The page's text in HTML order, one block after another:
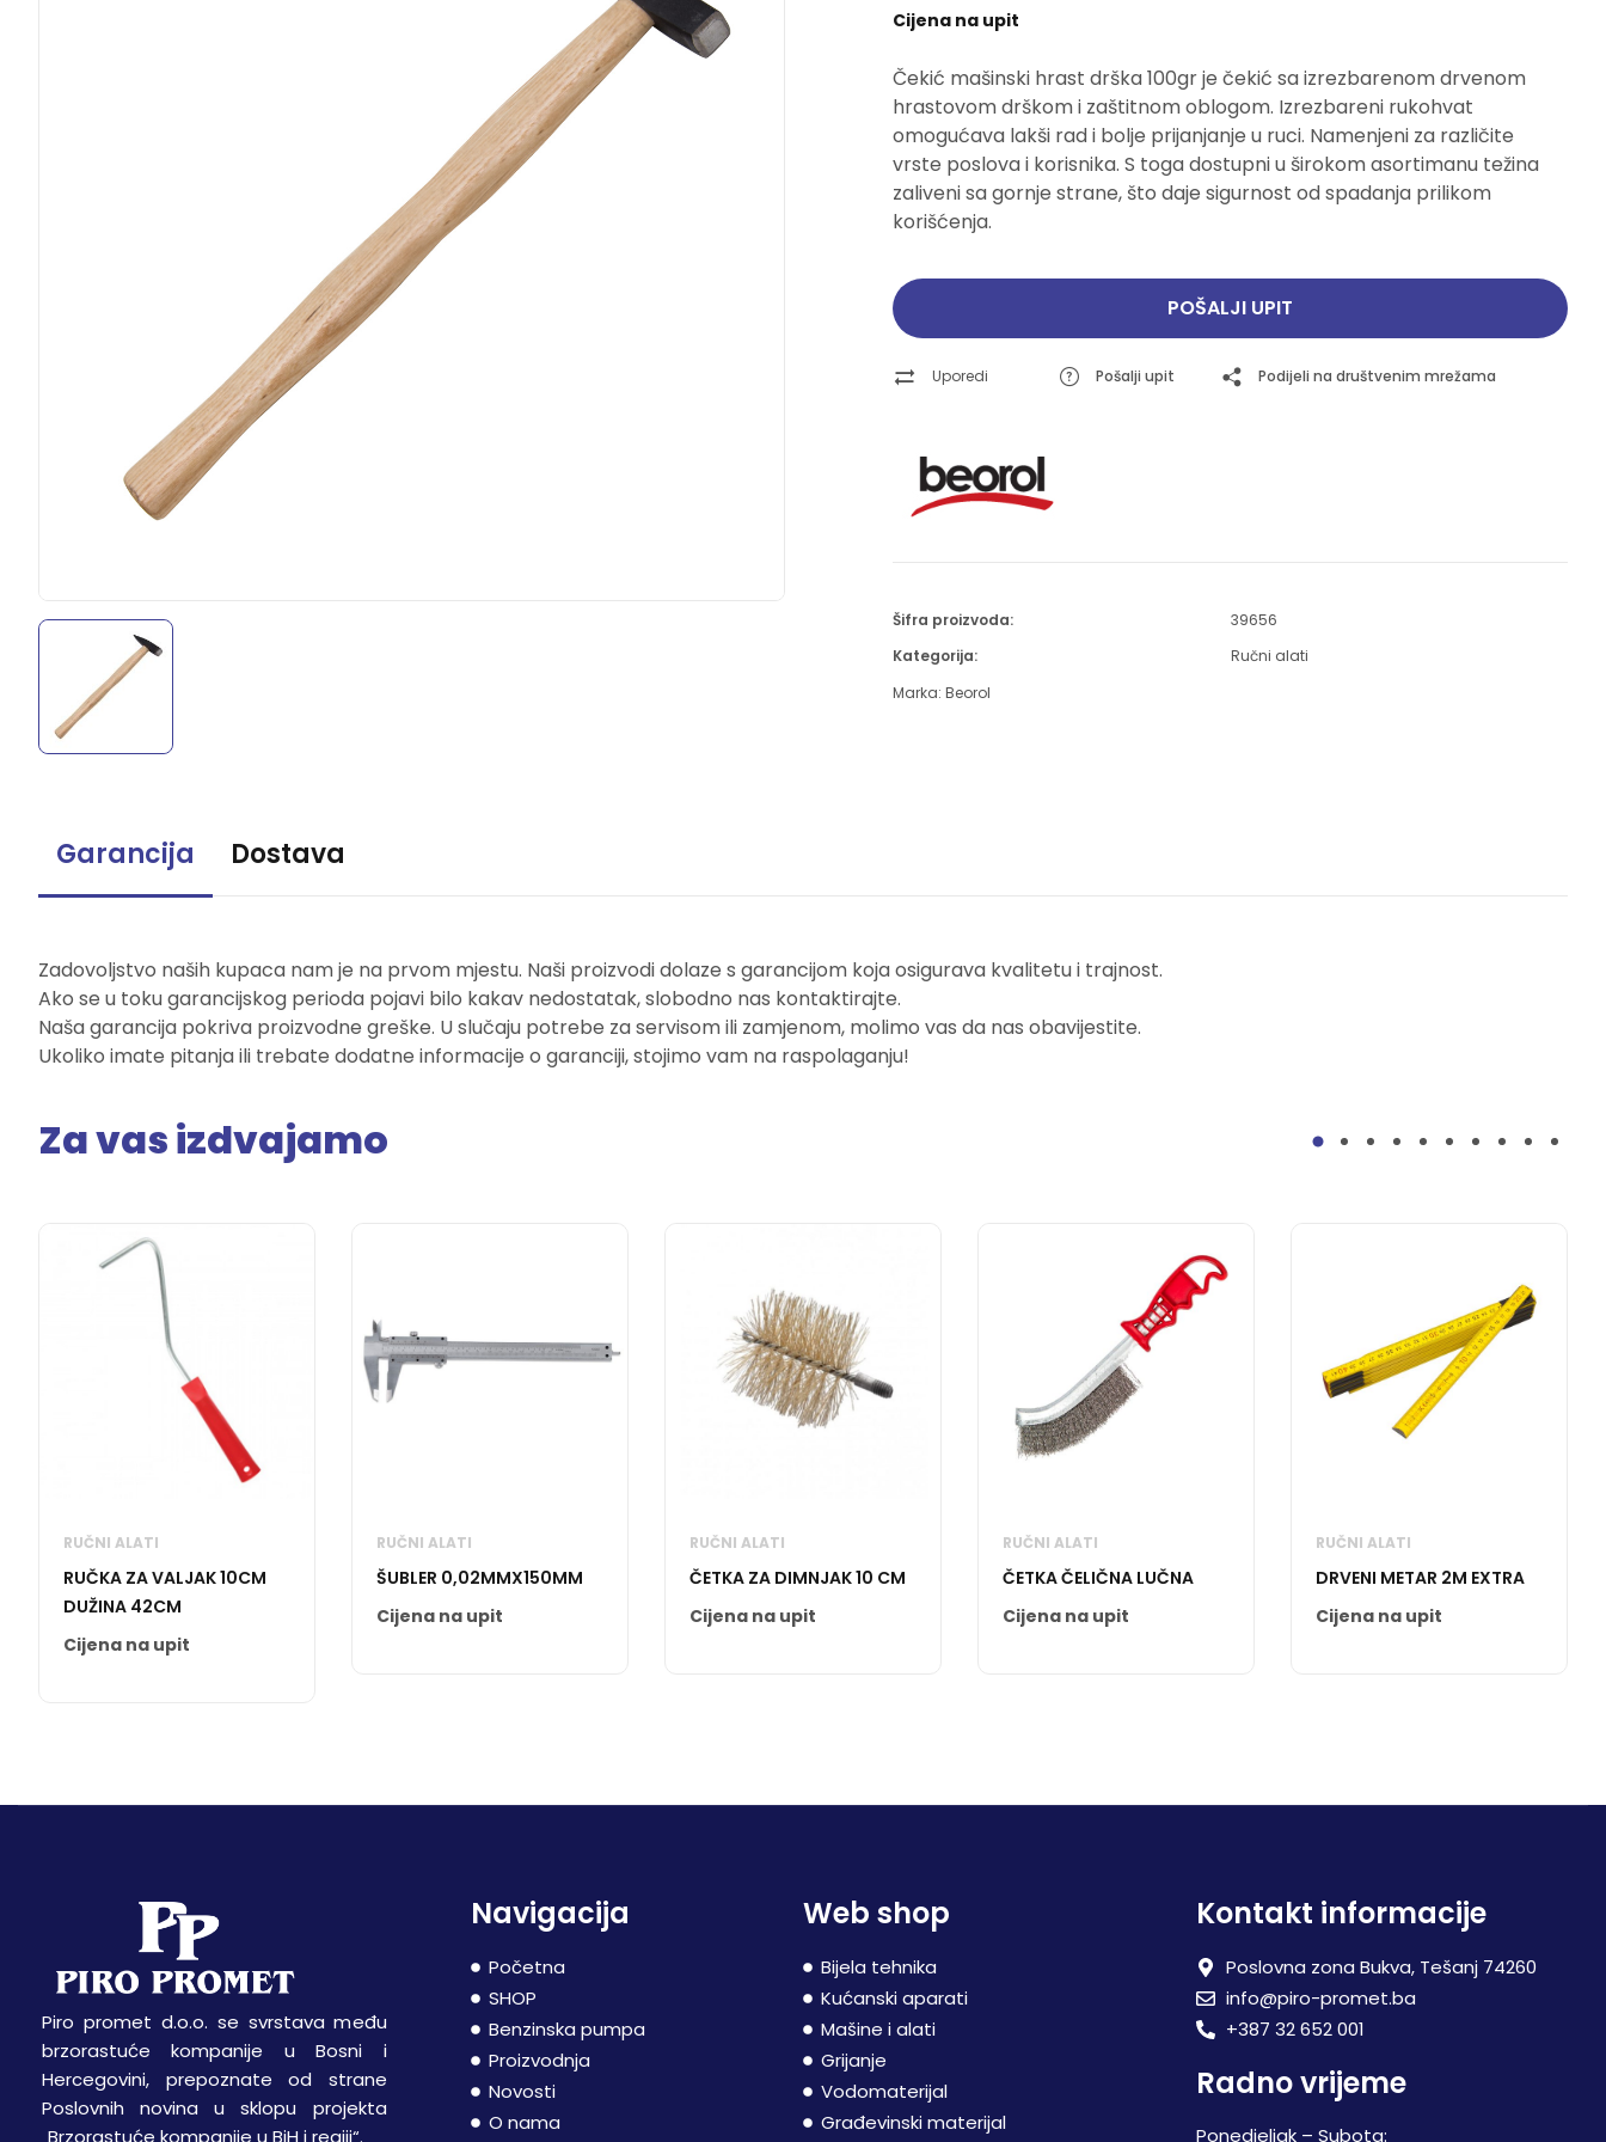
Pogledajte ponudu
Ručni alati
Pogledajte ponudu
Pogledajte ponudu
Brusne trake i ploče
Pogledajte ponudu
Pogledajte ponudu
Ručni alati
Pogledajte ponudu
Pogledajte ponudu
Brusne trake i ploče
Pogledajte ponudu
Cijena na upit
Čekić mašinski hrast drška 100gr je čekić sa izrezbarenom drvenom
hrastovom drškom i zaštitnom oblogom. Izrezbareni rukohvat
omogućava lakši rad i bolje prijanjanje u ruci. Namenjeni za različite
vrste poslova i korisnika. S toga dostupni u širokom asortimanu težina
zaliveni sa gornje strane, što daje sigurnost od spadanja prilikom
korišćenja.
POŠALJI UPIT
Uporedi Pošalji upit Podijeli na društvenim mrežama
Šifra proizvoda:
39656
Kategorija:
Ručni alati
Marka: Beorol
Garancija Dostava
Zadovoljstvo naših kupaca nam je na prvom mjestu. Naši proizvodi dolaze s garancijom koja osigurava kvalitetu i trajnost.
Ako se u toku garancijskog perioda pojavi bilo kakav nedostatak, slobodno nas kontaktirajte.
Naša garancija pokriva proizvodne greške. U slučaju potrebe za servisom ili zamjenom, molimo vas da nas obavijestite.
Ukoliko imate pitanja ili trebate dodatne informacije o garanciji, stojimo vam na raspolaganju!
Za vas izdvajamo
RUČNI ALATI
RUČKA ZA VALJAK 10CM
DUŽINA 42CM
Cijena na upit
RUČNI ALATI
ŠUBLER 0,02MMX150MM
Cijena na upit
RUČNI ALATI
ČETKA ZA DIMNJAK 10 CM
Cijena na upit
RUČNI ALATI
ČETKA ČELIČNA LUČNA
Cijena na upit
RUČNI ALATI
DRVENI METAR 2M EXTRA
Cijena na upit
Piro promet d.o.o. se svrstava među
brzorastuće kompanije u Bosni i
Hercegovini, prepoznate od strane
Poslovnih novina u sklopu projekta
Navigacija
Početna
SHOP
Benzinska pumpa
Proizvodnja
Novosti
O nama
Web shop
Bijela tehnika
Kućanski aparati
Mašine i alati
Grijanje
Vodomaterijal
Građevinski materijal
Kontakt informacije
Poslovna zona Bukva, Tešanj 74260
info@piro-promet.ba
+387 32 652 001
Radno vrijeme
Ponedjeljak – Subota: